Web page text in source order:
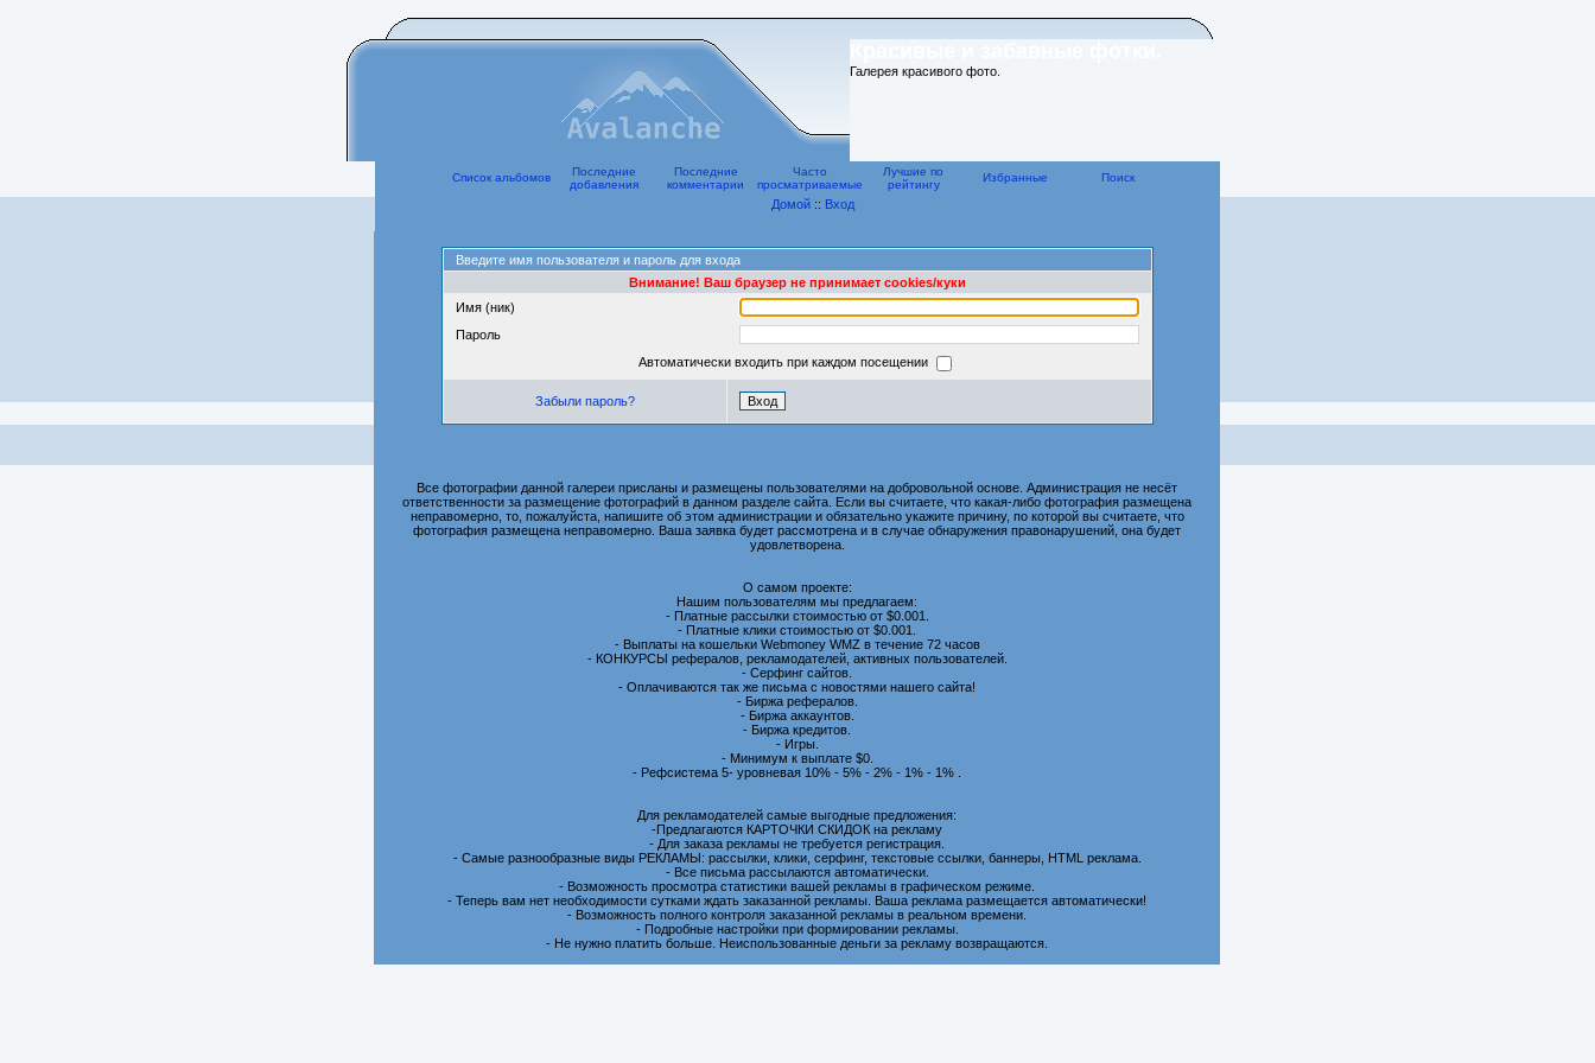
Галерея красивого фото.
Список альбомов
Последние
добавления
Последние
комментарии
Часто
просматриваемые
Лучшие по
рейтингу
Избранные Поиск
Домой :: Вход
Введите имя пользователя и пароль для входа
Внимание! Ваш браузер не принимает cookies/куки
Имя (ник)
Пароль
Автоматически входить при каждом посещении
Забыли пароль?
Все фотографии данной галереи присланы и размещены пользователями на добровольной основе. Администрация не несёт
ответственности за размещение фотографий в данном разделе сайта. Если вы считаете, что какая-либо фотография размещена
неправомерно, то, пожалуйста, напишите об этом администрации и обязательно укажите причину, по которой вы считаете, что
фотография размещена неправомерно. Ваша заявка будет рассмотрена и в случае обнаружения правонарушений, она будет
удовлетворена.
О самом проекте:
Нашим пользователям мы предлагаем:
- Платные рассылки стоимостью от $0.001.
- Платные клики стоимостью от $0.001.
- Выплаты на кошельки Webmoney WMZ в течение 72 часов
- КОНКУРСЫ рефералов, рекламодателей, активных пользователей.
- Серфинг сайтов.
- Оплачиваются так же письма с новостями нашего сайта!
- Биржа рефералов.
- Биржа аккаунтов.
- Биржа кредитов.
- Игры.
- Минимум к выплате $0.
- Рефсистема 5- уровневая 10% - 5% - 2% - 1% - 1% .
Для рекламодателей самые выгодные предложения:
-Предлагаются КАРТОЧКИ СКИДОК на рекламу
- Для заказа рекламы не требуется регистрация.
- Самые разнообразные виды РЕКЛАМЫ: рассылки, клики, серфинг, текстовые ссылки, баннеры, HTML реклама.
- Все письма рассылаются автоматически.
- Возможность просмотра статистики вашей рекламы в графическом режиме.
- Теперь вам нет необходимости сутками ждать заказанной рекламы. Ваша реклама размещается автоматически!
- Возможность полного контроля заказанной рекламы в реальном времени.
- Подробные настройки при формировании рекламы.
- Не нужно платить больше. Неиспользованные деньги за рекламу возвращаются.